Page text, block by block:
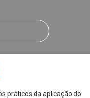
práticos da aplicação do